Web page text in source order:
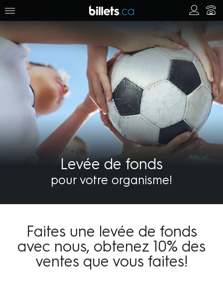
Levée de fonds
pour votre organisme!
Faites une levée de fonds
avec nous, obtenez 10% des
ventes que vous faites!